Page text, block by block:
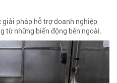
giải pháp hỗ trợ doanh nghiệp
từ những biến động bên ngoài.